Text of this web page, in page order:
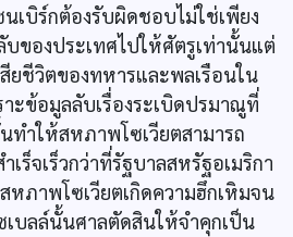
เบิร์กต้องรับผิดชอบไม่ใช่เพียง
บของประเทศไปให้ศัตรูเท่านั้นแต่
ยชีวิตของทหารและพลเรือนใน
าะข้อมูลลับเรื่องระเบิดปรมาณูที่
ทำให้สหภาพโซเวียตสามารถ
เร็จเร็วกว่าที่รัฐบาลสหรัฐอเมริกา
หภาพโซเวียตเกิดความฮึกเหิมจน
เบลล์นั้นศาลตัดสินให้จำคุกเป็น